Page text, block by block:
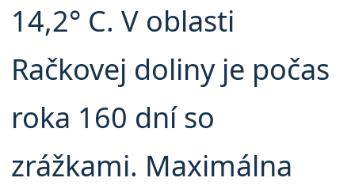
14,2° C. V oblasti
Račkovej doliny je počas
roka 160 dní so
zrážkami. Maximálna